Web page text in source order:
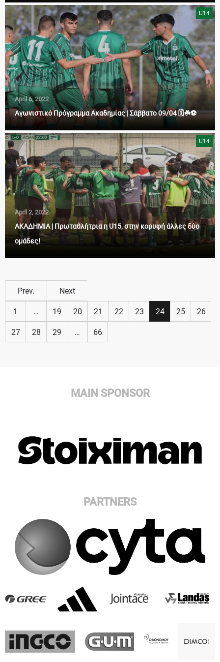
U14
April 6, 2022
Αγωνιστικό Πρόγραμμα Ακαδημίας | Σάββατο 09/04 🗓️☘️⚽
U14
April 2, 2022
ΑΚΑΔΗΜΙΑ | Πρωταθλήτρια η U15, στην κορυφή άλλες δύο
ομάδες!
Prev. Next
1 … 19 20 21 22 23 24 25 26
27 28 29 … 66
MAIN SPONSOR
PARTNERS